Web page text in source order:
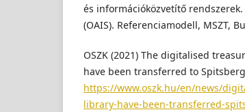
és információközvetítő
(OAIS). Referenciamodell, MSZT,
OSZK (2021) The digitalised
have been transferred to
https://www.oszk.hu/en/news/
library-have-been-transferred-